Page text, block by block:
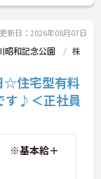
更新日：2026年08月07日
昭和記念公園
株
☆住宅型有料
す♪＜正社員
※基本給＋